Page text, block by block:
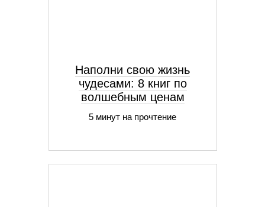
Наполни свою жизнь
чудесами: 8 книг по
волшебным ценам
5 минут на прочтение